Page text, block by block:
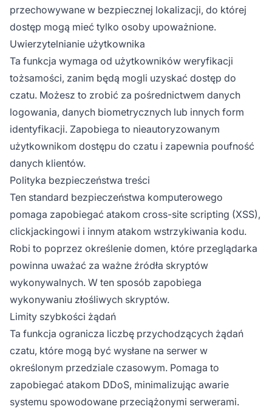
przechowywane w bezpiecznej lokalizacji, do której
dostęp mogą mieć tylko osoby upoważnione.
Uwierzytelnianie użytkownika
Ta funkcja wymaga od użytkowników weryfikacji
tożsamości, zanim będą mogli uzyskać dostęp do
czatu. Możesz to zrobić za pośrednictwem danych
logowania, danych biometrycznych lub innych form
identyfikacji. Zapobiega to nieautoryzowanym
użytkownikom dostępu do czatu i zapewnia poufność
danych klientów.
Polityka bezpieczeństwa treści
Ten standard bezpieczeństwa komputerowego
pomaga zapobiegać atakom cross-site scripting (XSS),
clickjackingowi i innym atakom wstrzykiwania kodu.
Robi to poprzez określenie domen, które przeglądarka
powinna uważać za ważne źródła skryptów
wykonywalnych. W ten sposób zapobiega
wykonywaniu złośliwych skryptów.
Limity szybkości żądań
Ta funkcja ogranicza liczbę przychodzących żądań
czatu, które mogą być wysłane na serwer w
określonym przedziale czasowym. Pomaga to
zapobiegać atakom DDoS, minimalizując awarie
systemu spowodowane przeciążonymi serwerami.